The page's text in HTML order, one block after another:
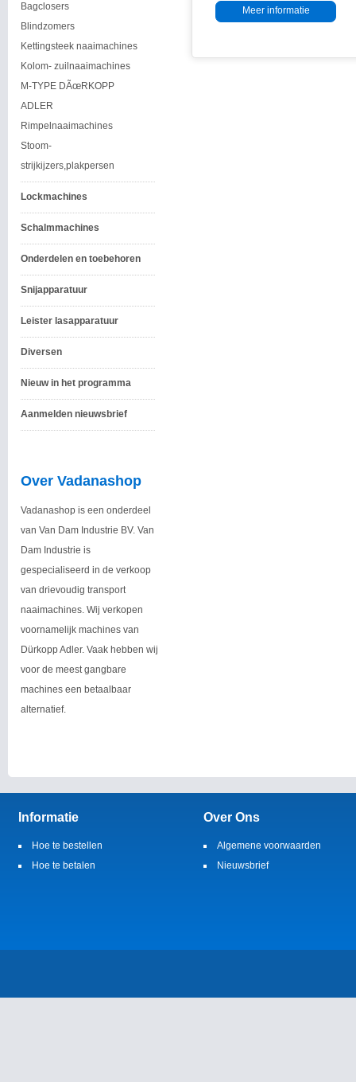
Bagclosers
Blindzomers
Kettingsteek naaimachines
Kolom- zuilnaaimachines
M-TYPE DÃœRKOPP
ADLER
Rimpelnaaimachines
Stoom-
strijkijzers,plakpersen
Lockmachines
Schalmmachines
Onderdelen en toebehoren
Snijapparatuur
Leister lasapparatuur
Diversen
Nieuw in het programma
Aanmelden nieuwsbrief
Over Vadanashop
Vadanashop is een onderdeel
van Van Dam Industrie BV. Van
Dam Industrie is
gespecialiseerd in de verkoop
van drievoudig transport
naaimachines. Wij verkopen
voornamelijk machines van
Dürkopp Adler. Vaak hebben wij
voor de meest gangbare
machines een betaalbaar
alternatief.
Meer informatie
Informatie
Hoe te bestellen
Hoe te betalen
Over Ons
Algemene voorwaarden
Nieuwsbrief